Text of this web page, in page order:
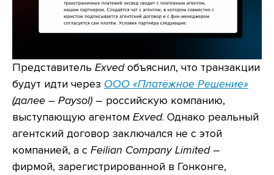
Представитель Exvedобъяснил, что транзакции
будут идти через ООО «Платёжное Решение»
(далее – Paysol) – российскую компанию,
выступающую агентом Exved. Однако реальный
агентский договор заключался не с этой
компанией, а с Feilian Company Limited–
фирмой, зарегистрированной в Гонконге,